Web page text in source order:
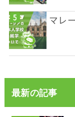
マレ
最新の記事